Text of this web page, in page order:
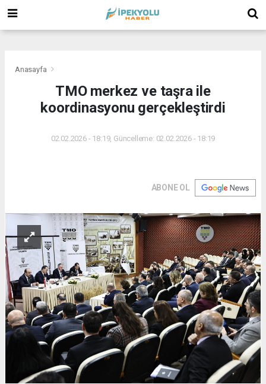
Anasayfa
TMO merkez ve taşra ile
koordinasyonu gerçekleştirdi
02.02.2026 - 18:19, Güncelleme: 02.02.2026 - 18:19
ABONE OL